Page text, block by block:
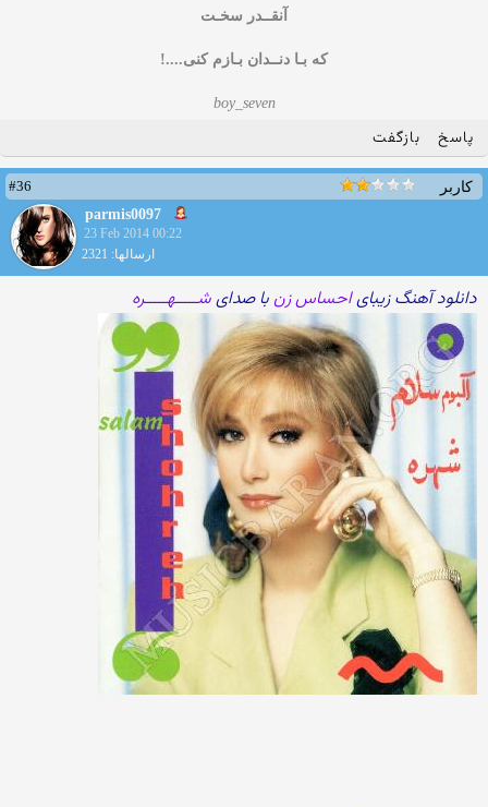
آنقــدر سخـت
که بـا دنــدان بـازم کنی....!
boy_seven
پاسخ بازگفت
کاربر
#36
parmis0097
23 Feb 2014 00:22
ارسالها: 2321
دانلود آهنگ زیبایاحساس زن با صدایشـــــهـــــره